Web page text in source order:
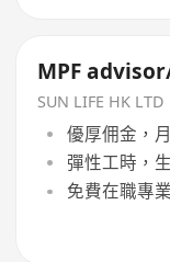
MPF
SUN LIFE HK LTD
優厚佣金，
彈性工時，
免費在職專